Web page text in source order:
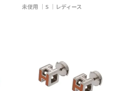
未使用 S レディース